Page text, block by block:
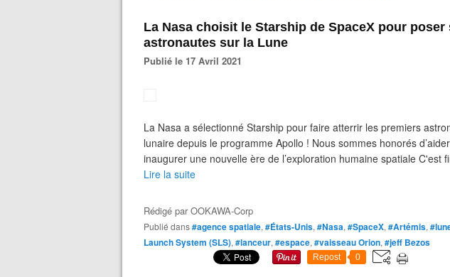
La Nasa choisit le Starship de SpaceX pour
astronautes sur la Lune
Publié le 17 Avril 2021
La Nasa a sélectionné Starship pour faire atterrir les premiers
lunaire depuis le programme Apollo ! Nous sommes honorés
inaugurer une nouvelle ère de l’exploration humaine spatiale C'est
Lire la suite
Rédigé parOOKAWA-Corp
Publié dans#agence spatiale, #États-Unis, #Nasa, #SpaceX, #Artémis,
Launch System (SLS), #lanceur, #espace, #vaisseau Orion, #jeff Bezos
Repost 0